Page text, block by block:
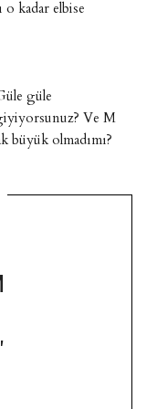
kadar elbise
güle
Ve M
büyük olmadımı?